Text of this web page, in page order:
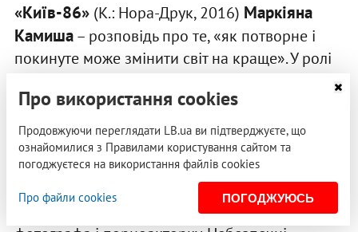
«Київ-86»(К.: Нора-Друк, 2016) Маркіяна
Камиша– розповідь про те, «як потворне і
покинуте може змінити світ на краще». У ролі
Тоді, 1986-го, після
вибуху на ЧАЕС
вивели на злощасний парад, а евакуювали.
Нині, у 2015-у, столиця опинилася у зоні
відчуження. Юнак водить туди екскурсантів.
Як-от парочку японців: екстремального
Про використання cookies
Продовжуючи переглядати LB.ua ви підтверджуєте, що
ознайомилися з Правилами користування сайтом та
погоджуєтеся на використання файлів cookies
Про файли cookies ПОГОДЖУЮСЬ